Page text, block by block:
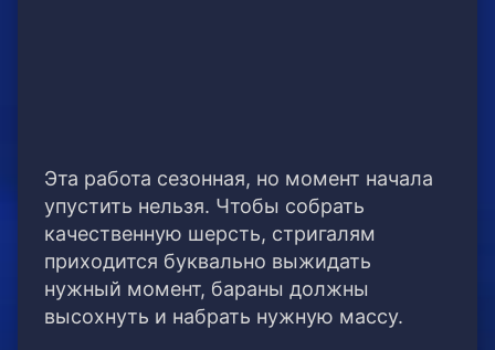
Эта работа сезонная, но момент начала
упустить нельзя. Чтобы собрать
качественную шерсть, стригалям
приходится буквально выжидать
нужный момент, бараны должны
высохнуть и набрать нужную массу.